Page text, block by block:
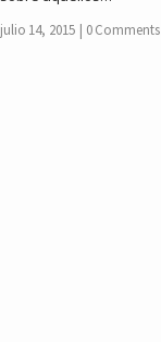
julio 14, 2015 0 Comments